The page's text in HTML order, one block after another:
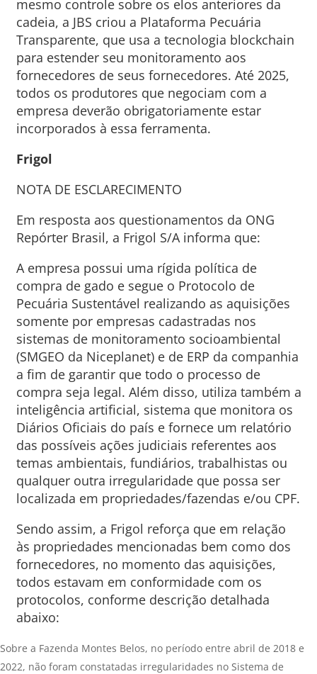
mesmo controle sobre os elos anteriores da
cadeia, a JBS criou a Plataforma Pecuária
Transparente, que usa a tecnologia blockchain
para estender seu monitoramento aos
fornecedores de seus fornecedores. Até 2025,
todos os produtores que negociam com a
empresa deverão obrigatoriamente estar
incorporados à essa ferramenta.
Frigol
NOTA DE ESCLARECIMENTO
Em resposta aos questionamentos da ONG
Repórter Brasil, a Frigol S/A informa que:
A empresa possui uma rígida política de
compra de gado e segue o Protocolo de
Pecuária Sustentável realizando as aquisições
somente por empresas cadastradas nos
sistemas de monitoramento socioambiental
(SMGEO da Niceplanet) e de ERP da companhia
a fim de garantir que todo o processo de
compra seja legal. Além disso, utiliza também a
inteligência artificial, sistema que monitora os
Diários Oficiais do país e fornece um relatório
das possíveis ações judiciais referentes aos
temas ambientais, fundiários, trabalhistas ou
qualquer outra irregularidade que possa ser
localizada em propriedades/fazendas e/ou CPF.
Sendo assim, a Frigol reforça que em relação
às propriedades mencionadas bem como dos
fornecedores, no momento das aquisições,
todos estavam em conformidade com os
protocolos, conforme descrição detalhada
abaixo:
Sobre a Fazenda Montes Belos, no período entre abril de 2018 e
2022, não foram constatadas irregularidades no Sistema de